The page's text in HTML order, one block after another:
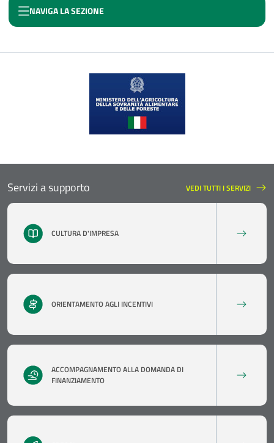
NAVIGA LA SEZIONE
MACCHINARI E BENI STRUMENTALI
Servizi a supporto VEDI TUTTI I SERVIZI
SERVIZI A SUPPORTO
CULTURA D'IMPRESA
ORIENTAMENTO AGLI INCENTIVI
ACCOMPAGNAMENTO ALLA DOMANDA DI
FINANZIAMENTO